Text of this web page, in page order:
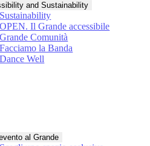
and Sustainability
Sustainability
OPEN. Il Grande accessibile
Grande Comunità
Facciamo la Banda
Dance Well
evento al Grande